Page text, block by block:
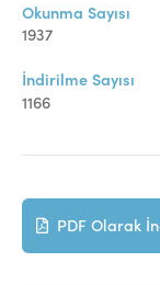
Telif Hakları
İletişim
Okunma Sayısı
1937
İndirilme Sayısı
1166
PDF Olarak